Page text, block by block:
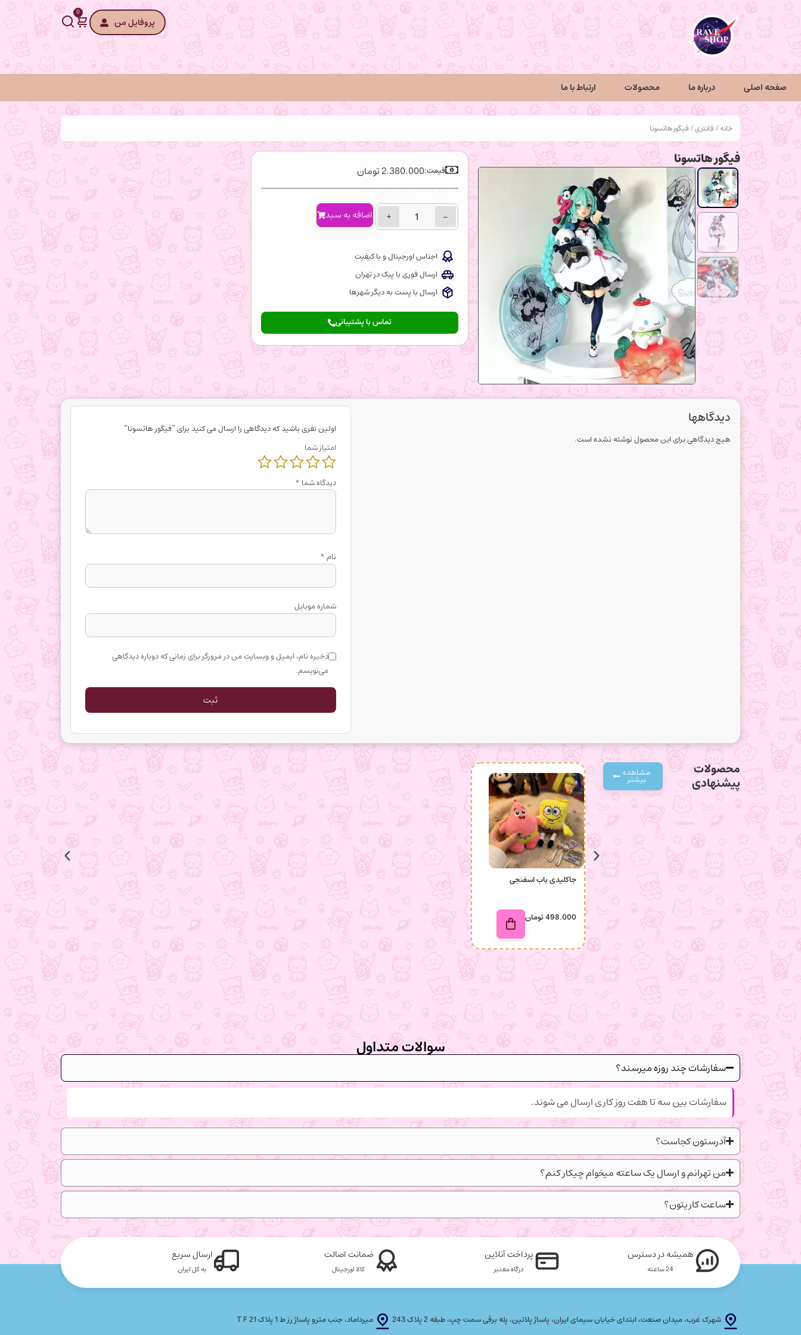
0
پروفایل من
صفحه اصلی درباره ما محصولات ارتباط با ما
خانه/فانتزی/ فیگور هاتسونا
فیگور هاتسونا
قیمت:2.380.000تومان
−
+ اضافه‌ به سبد
اجناس اورجینال و با کیفیت
ارسال فوری با پیک در تهران
ارسال با پست به دیگر شهرها
تماس با پشتیبانی
دیدگاهها
هیچ دیدگاهی برای این محصول نوشته نشده است.
اولین نفری باشید که دیدگاهی را ارسال می کنید برای “فیگور هاتسونا”
امتیاز شما
دیدگاه شما *
نام*
شماره موبایل
ذخیره نام، ایمیل و وبسایت من در مرورگر برای زمانی که دوباره دیدگاهی
می‌نویسم.
محصولات
پیشنهادی
مشاهده
بیشتر
جاکلیدی باب اسفنجی
498.000تومان
انگشتر ستاره
398.000 تومان
سوالات متداول
سفارشات چند روزه میرسند؟
سفارشات بین سه تا هفت روز کاری ارسال می شوند.
آدرستون کجاست؟
من تهرانم و ارسال یک ساعته میخوام چیکار کنم؟
ساعت کاریتون؟
همیشه در دسترس
24 ساعته
پرداخت آنلاین
درگاه معتبر
ضمانت اصالت
کالا اورجینال
ارسال سریع
به کل ایران
شهرک غرب، میدان صنعت، ابتدای خیابان سیمای ایران، پاساژ پلاتین، پله برقی سمت چپ، طبقه 2 پلاک 243 میرداماد، جنب مترو پاساژ رز ط 1 پلاک T F 21